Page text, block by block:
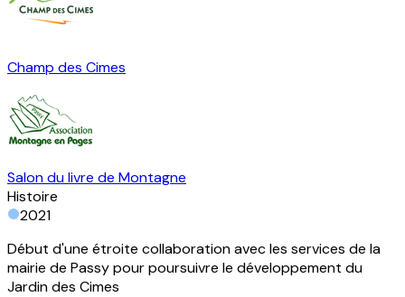
Champ des Cimes
Salon du livre de Montagne
Histoire
2021
Début d'une étroite collaboration avec les services de la
mairie de Passy pour poursuivre le développement du
Jardin des Cimes